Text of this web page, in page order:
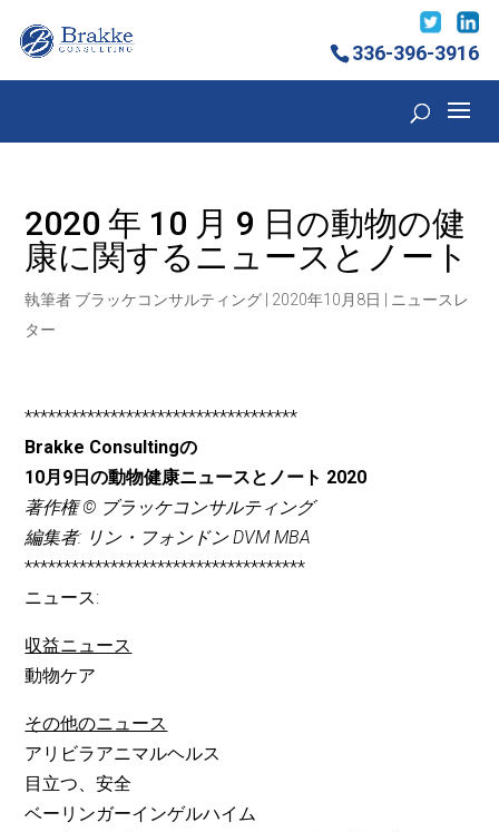
336-396-3916
2020 年 10 月 9 日の動物の健
康に関するニュースとノート
執筆者 ブラッケコンサルティング 2020年10月8日
ニュースレ
ター
***********************************
Brakke Consultingの
10月9日の動物健康ニュースとノート 2020
著作権 © ブラッケコンサルティング
編集者: リン・フォンドン DVM MBA
************************************
ニュース:
収益ニュース
動物ケア
その他のニュース
アリビラアニマルヘルス
目立つ、安全
ベーリンガーインゲルハイム